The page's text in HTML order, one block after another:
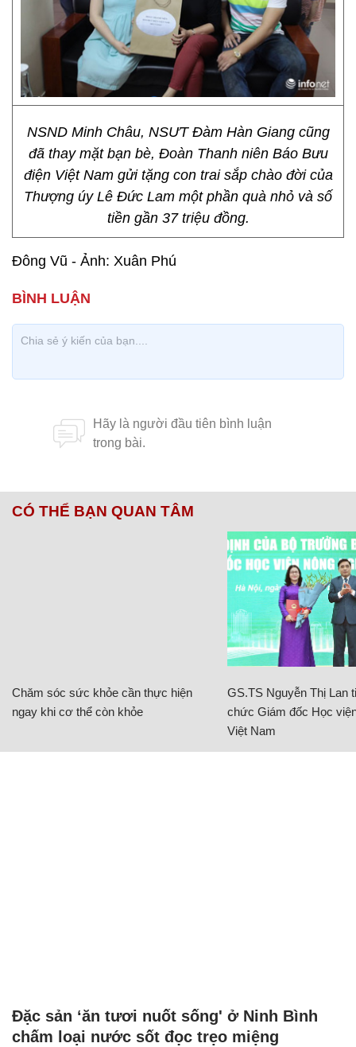
NSND Minh Châu, NSƯT Đàm Hàn Giang cũng
đã thay mặt bạn bè, Đoàn Thanh niên Báo Bưu
điện Việt Nam gửi tặng con trai sắp chào đời của
Thượng úy Lê Đức Lam một phần quà nhỏ và số
tiền gần 37 triệu đồng.
Đông Vũ - Ảnh: Xuân Phú
CÓ THỂ BẠN QUAN TÂM
Chăm sóc sức khỏe cần thực hiện
ngay khi cơ thể còn khỏe
GS.TS Nguyễn Thị Lan
chức Giám đốc Học
Việt Nam
Đặc sản ‘ăn tươi nuốt sống' ở Ninh Bình
chấm loại nước sốt đọc trẹo miệng